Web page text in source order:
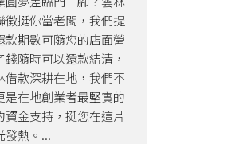
徵挺你當老闆，我們提
期數可隨您的店面營
隨時可以還款結清，
借款深耕在地，我們不
在地創業者最堅實的
金支持，挺您在這片
發熱。...